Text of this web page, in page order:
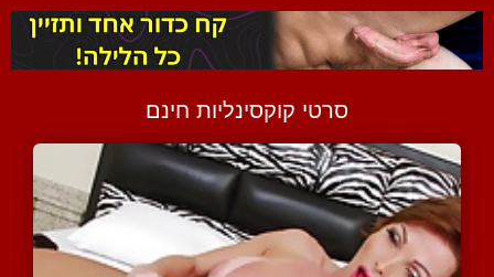
סרטי קוקסינליות חינם